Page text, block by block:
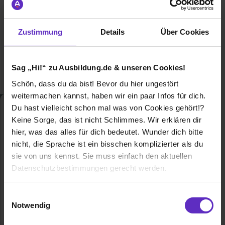
Zustimmung Details Über Cookies
Sag „Hi!“ zu Ausbildung.de & unseren Cookies!
Schön, dass du da bist! Bevor du hier ungestört
weitermachen kannst, haben wir ein paar Infos für dich.
Du hast vielleicht schon mal was von Cookies gehört!?
Keine Sorge, das ist nicht Schlimmes. Wir erklären dir
hier, was das alles für dich bedeutet. Wunder dich bitte
nicht, die Sprache ist ein bisschen komplizierter als du
sie von uns kennst. Sie muss einfach den aktuellen
Datenschutzbestimmungen gerecht werden.
Notwendig
Duales Studium
Maschinenbau
Duales Studium
Duales Studium Maschinenbau - Finde
hier freie Ausbildungsplätze und
Allgemeine Infos zum Ausbildungsberuf